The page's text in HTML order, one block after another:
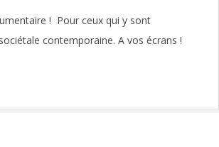
! Pour ceux qui y sont
contemporaine. A vos écrans !